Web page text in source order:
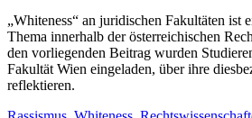
„Whiteness“ an juridischen Fakultäten ist
Thema innerhalb der österreichischen
den vorliegenden Beitrag wurden
Fakultät Wien eingeladen, über ihre
reflektieren.